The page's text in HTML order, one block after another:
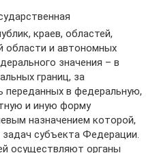
краев, областей,
области и автономных
значения – в
границ, за
переданных в федеральную,
и иную форму
назначением которой,
субъекта Федерации.
осуществляют органы